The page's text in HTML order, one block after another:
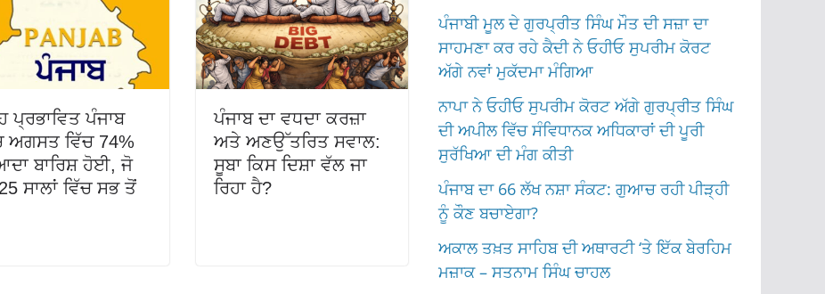
ਪ੍ਰਭਾਵਿਤ ਪੰਜਾਬ
ਅਗਸਤ ਵਿੱਚ 74%
ਬਾਰਿਸ਼ ਹੋਈ, ਜੋ
ਸਾਲਾਂ ਵਿੱਚ ਸਭ ਤੋਂ
ਪੰਜਾਬ ਦਾ ਵਧਦਾ ਕਰਜ਼ਾ
ਅਤੇ ਅਣਉੱਤਰਿਤ ਸਵਾਲ:
ਸੂਬਾ ਕਿਸ ਦਿਸ਼ਾ ਵੱਲ ਜਾ
ਰਿਹਾ ਹੈ?
ਪੰਜਾਬੀ ਮੂਲ ਦੇ ਗੁਰਪ੍ਰੀਤ ਸਿੰਘ ਮੌਤ ਦੀ ਸਜ਼ਾ ਦਾ
ਸਾਹਮਣਾ ਕਰ ਰਹੇ ਕੈਦੀ ਨੇ ਓਹੀਓ ਸੁਪਰੀਮ ਕੋਰਟ
ਅੱਗੇ ਨਵਾਂ ਮੁਕੱਦਮਾ ਮੰਗਿਆ
ਨਾਪਾ ਨੇ ਓਹੀਓ ਸੁਪਰੀਮ ਕੋਰਟ ਅੱਗੇ ਗੁਰਪ੍ਰੀਤ ਸਿੰਘ
ਦੀ ਅਪੀਲ ਵਿੱਚ ਸੰਵਿਧਾਨਕ ਅਧਿਕਾਰਾਂ ਦੀ ਪੂਰੀ
ਸੁਰੱਖਿਆ ਦੀ ਮੰਗ ਕੀਤੀ
ਪੰਜਾਬ ਦਾ 66 ਲੱਖ ਨਸ਼ਾ ਸੰਕਟ: ਗੁਆਚ ਰਹੀ ਪੀੜ੍ਹੀ
ਨੂੰ ਕੌਣ ਬਚਾਏਗਾ?
ਅਕਾਲ ਤਖ਼ਤ ਸਾਹਿਬ ਦੀ ਅਥਾਰਟੀ ‘ਤੇ ਇੱਕ ਬੇਰਹਿਮ
ਮਜ਼ਾਕ – ਸਤਨਾਮ ਸਿੰਘ ਚਾਹਲ